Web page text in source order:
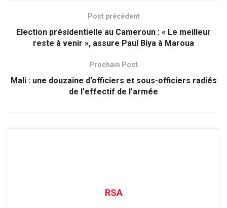
Post précédent
Election présidentielle au Cameroun : « Le meilleur
reste à venir », assure Paul Biya à Maroua
Prochain Post
Mali : une douzaine d'officiers et sous-officiers radiés
de l'effectif de l'armée
RSA